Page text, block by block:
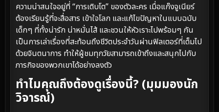
ความน่าสนใจอยู่ที่ “การเติบโต” ของตัวละคร เมื่อแก๊งจูเนียร์
ต้องเรียนรู้ที่จะสื่อสาร เข้าใจโลก และแก้ไขปัญหาในแบบฉบับ
เด็กๆ ที่ทั้งน่ารัก น่าหมั่นไส้ และชวนให้หัวเราะไปพร้อมๆ กัน
เป็นการเล่าเรื่องที่สะท้อนถึงชีวิตประจำวันผ่านฟิลเตอร์ที่เต็มไป
ด้วยจินตนาการ ทำให้ผู้ชมทุกวัยสามารถเข้าถึงและสนุกไปกับ
ภารกิจของพวกเขาได้อย่างลงตัว
ทำไมคุณถึงต้องดูเรื่องนี้? (มุมมองนัก
วิจารณ์)